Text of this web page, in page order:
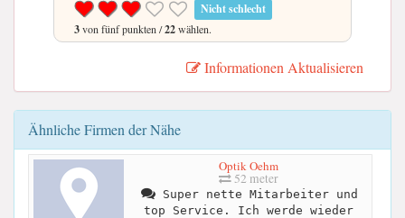
Nicht schlecht
3von fünf punkten /22wählen.
Informationen Aktualisieren
Ähnliche Firmen der Nähe
Optik Oehm
52 meter
Super nette Mitarbeiter und
top Service. Ich werde wieder